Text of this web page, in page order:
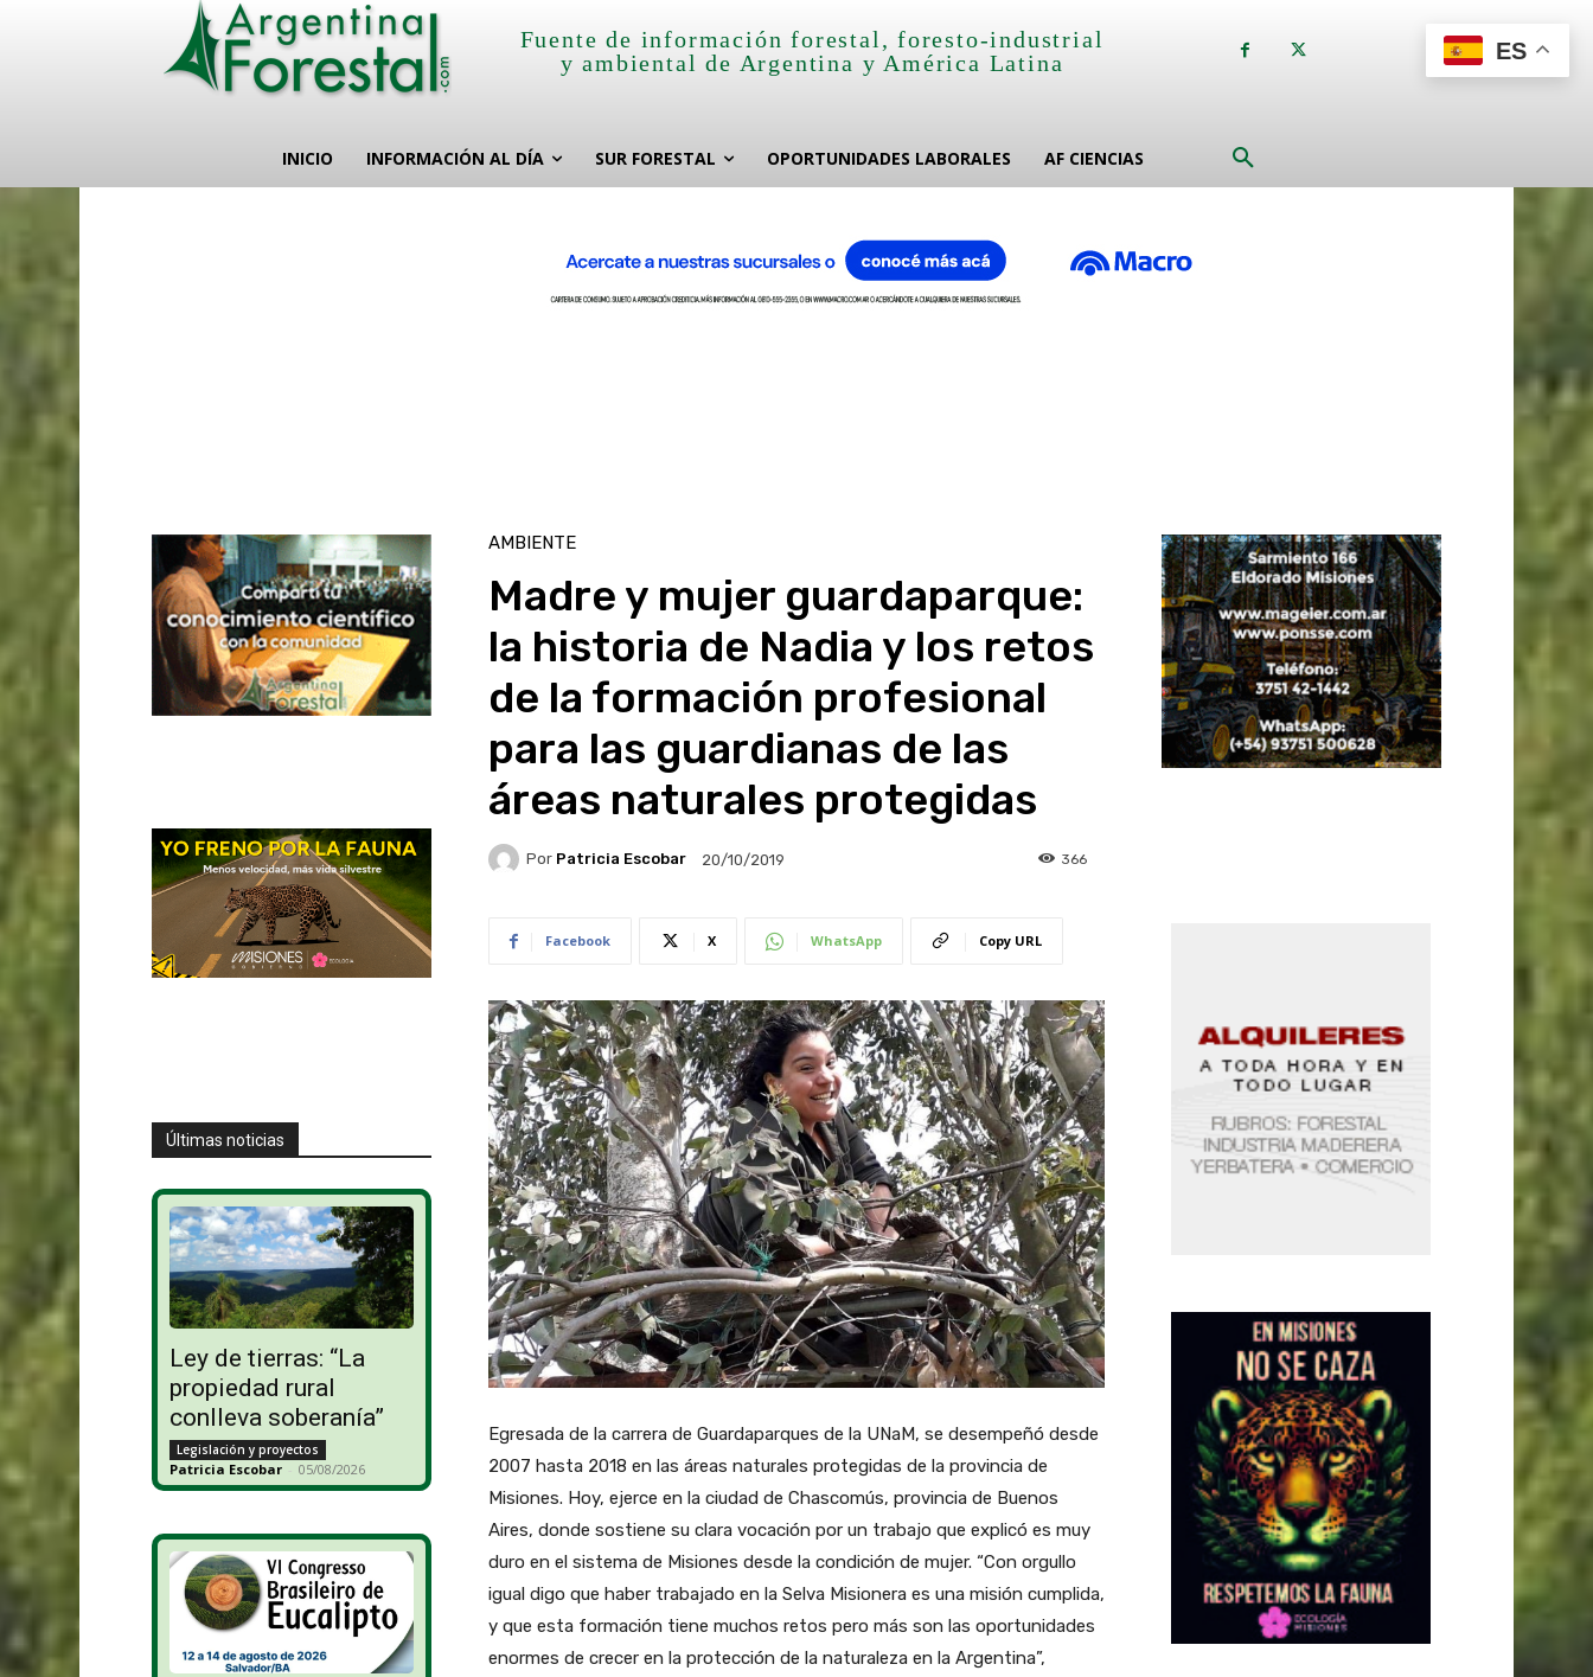
Fuente de información forestal, foresto-industrial
y ambiental de Argentina y América Latina
INICIO INFORMACIÓN AL DÍA SUR FORESTAL OPORTUNIDADES LABORALES AF CIENCIAS
Últimas noticias
Ley de tierras: “La
propiedad rural
conlleva soberanía”
Legislación y proyectos
Patricia Escobar - 05/08/2026
AMBIENTE
Madre y mujer guardaparque:
la historia de Nadia y los retos
de la formación profesional
para las guardianas de las
áreas naturales protegidas
Por Patricia Escobar 20/10/2019 366
Facebook X WhatsApp Copy URL
Egresada de la carrera de Guardaparques de la UNaM, se desempeñó desde
2007 hasta 2018 en las áreas naturales protegidas de la provincia de
Misiones. Hoy, ejerce en la ciudad de Chascomús, provincia de Buenos
Aires, donde sostiene su clara vocación por un trabajo que explicó es muy
duro en el sistema de Misiones desde la condición de mujer. “Con orgullo
igual digo que haber trabajado en la Selva Misionera es una misión cumplida,
y que esta formación tiene muchos retos pero más son las oportunidades
enormes de crecer en la protección de la naturaleza en la Argentina”,
ES